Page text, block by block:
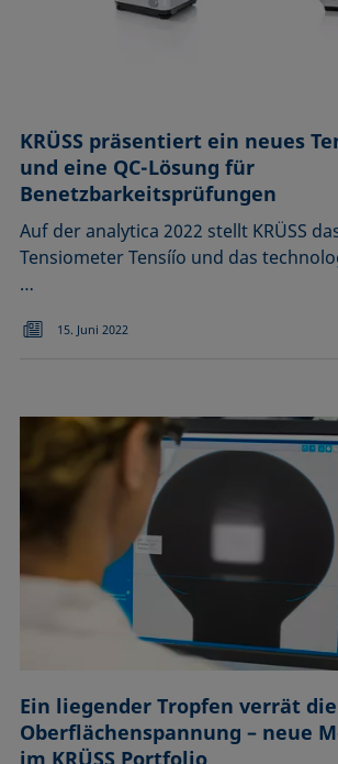
KRÜSS präsentiert ein neues
und eine QC-Lösung für
Benetzbarkeitsprüfungen
Auf der analytica 2022 stellt KRÜSS
Tensiometer Tensíío und das
…
15. Juni 2022
Ein liegender Tropfen verrät die
Oberflächenspannung – neue